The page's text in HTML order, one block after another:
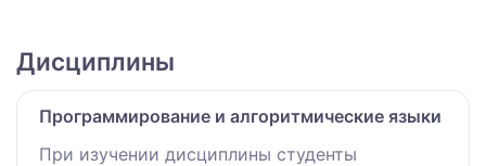
Дисциплины
Программирование и алгоритмические языки
При изучении дисциплины студенты